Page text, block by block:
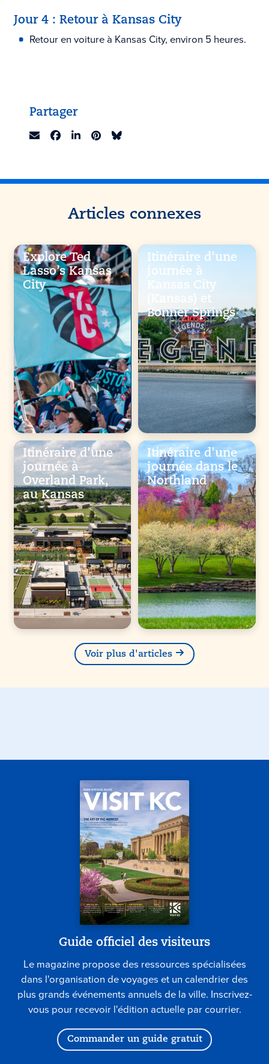
Jour 4 : Retour à Kansas City
Retour en voiture à Kansas City, environ 5 heures.
Partager
Articles connexes
Explore Ted
Lasso’s Kansas
City
Itinéraire d'une
journée à
Kansas City
(Kansas) et
Bonner Springs
Itinéraire d'une
journée à
Overland Park,
au Kansas
Itinéraire d'une
journée dans le
Northland
Voir plus d'articles
Guide officiel des visiteurs
Le magazine propose des ressources spécialisées
dans l'organisation de voyages et un calendrier des
plus grands événements annuels de la ville. Inscrivez-
vous pour recevoir l'édition actuelle par courrier.
Commander un guide gratuit